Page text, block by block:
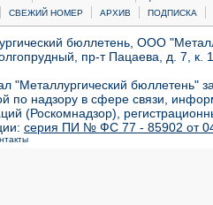
| СВЕЖИЙ НОМЕР | АРХИВ | ПОДПИСКА |
бюллетень, ООО
пр-т Пацаева, д. 7,
"Металлургический бюллетень"
по надзору в сфере связи,
(Роскомнадзор),
серия ПИ № ФС 77 - 85902 от 04